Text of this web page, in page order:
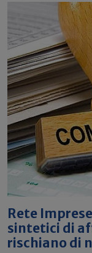
Rete
sintetici di
rischiano di